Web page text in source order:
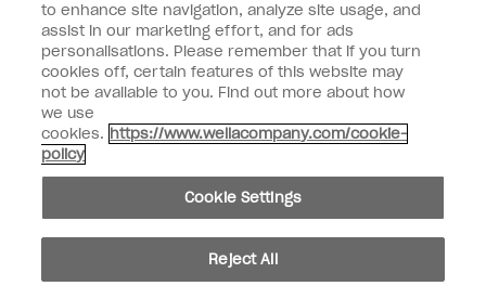
OPI & vous
instagramfacebook
Copyright 2026, Wella Operations US LLC. Tous droits réservés.
to enhance site navigation, analyze site usage, and
assist in our marketing effort, and for ads
personalisations. Please remember that if you turn
cookies off, certain features of this website may
not be available to you. Find out more about how
we use
cookies. https://www.wellacompany.com/cookie-
policy
Cookie Settings
Reject All